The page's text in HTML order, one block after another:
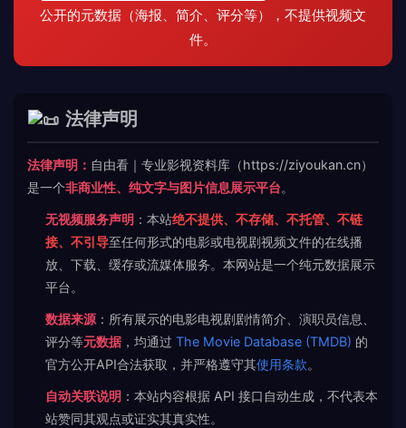
公开的元数据（海报、简介、评分等），不提供视频文
件。
法律声明
法律声明： 自由看｜专业影视资料库（https://ziyoukan.cn）
是一个非商业性、纯文字与图片信息展示平台。
无视频服务声明 ：本站绝不提供、不存储、不托管、不链
接、不引导至任何形式的电影或电视剧视频文件的在线播
放、下载、缓存或流媒体服务。本网站是一个纯元数据展示
平台。
数据来源 ：所有展示的电影电视剧剧情简介、演职员信息、
评分等元数据，均通过 The Movie Database (TMDB) 的
官方公开API合法获取，并严格遵守其使用条款。
自动关联说明 ：本站内容根据 API 接口自动生成，不代表本
站赞同其观点或证实其真实性。